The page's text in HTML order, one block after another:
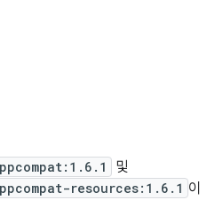
및
resources:1.6.1 이